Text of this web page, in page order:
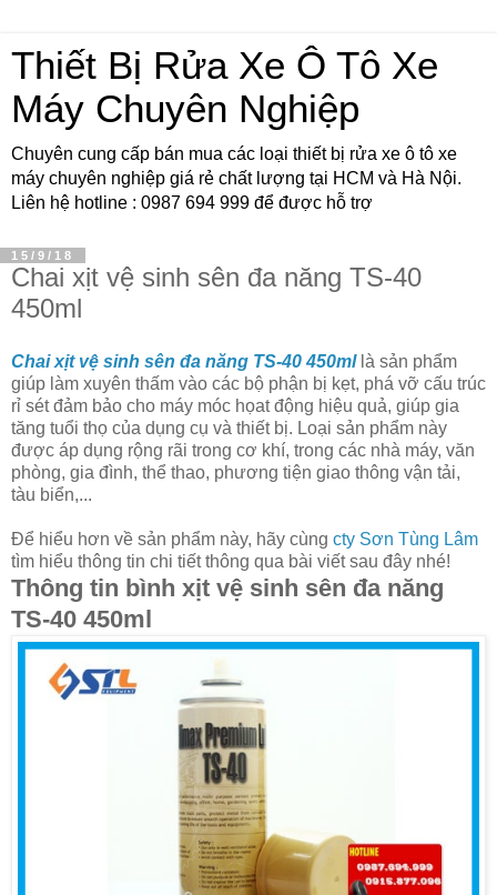
Thiết Bị Rửa Xe Ô Tô Xe
Máy Chuyên Nghiệp
Chuyên cung cấp bán mua các loại thiết bị rửa xe ô tô xe
máy chuyên nghiệp giá rẻ chất lượng tại HCM và Hà Nội.
Liên hệ hotline : 0987 694 999 để được hỗ trợ
15/9/18
Chai xịt vệ sinh sên đa năng TS-40
450ml
Chai xịt vệ sinh sên đa năng TS-40 450mllà sản phẩm
giúp làm xuyên thấm vào các bộ phận bị kẹt, phá vỡ cấu trúc
rỉ sét đảm bảo cho máy móc họat động hiệu quả, giúp gia
tăng tuổi thọ của dụng cụ và thiết bị. Loại sản phẩm này
được áp dụng rộng rãi trong cơ khí, trong các nhà máy, văn
phòng, gia đình, thể thao, phương tiện giao thông vận tải,
tàu biển,...
Để hiểu hơn về sản phẩm này, hãy cùng cty Sơn Tùng Lâm
tìm hiểu thông tin chi tiết thông qua bài viết sau đây nhé!
Thông tin bình xịt vệ sinh sên đa năng
TS-40 450ml